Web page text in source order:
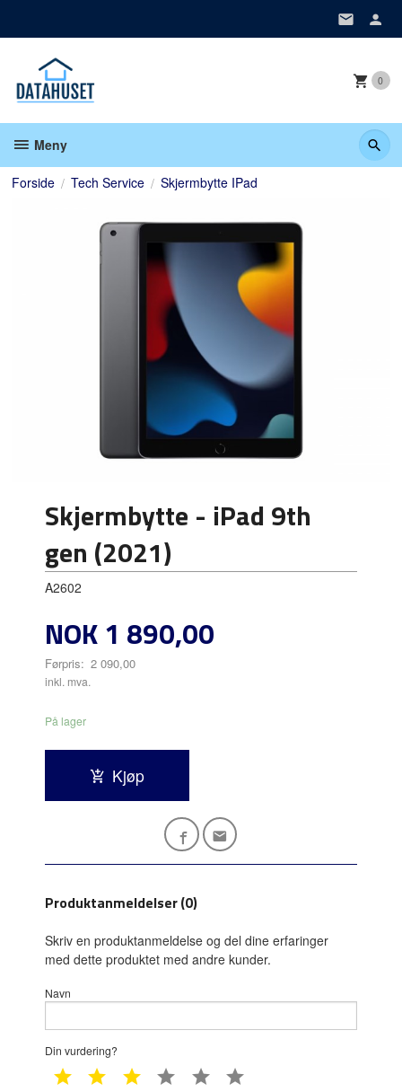
0
Meny
Forside Tech Service Skjermbytte IPad
Skjermbytte - iPad 9th
gen (2021)
A2602
Tilbud
NOK1 890,00
Førpris: 2 090,00
Rabatt
inkl. mva.
På lager
Kjøp
Produktanmeldelser (0)
Skriv en produktanmeldelse og del dine erfaringer
med dette produktet med andre kunder.
Navn
Din vurdering?
1 star 2 star 3 star 4 star 5 star